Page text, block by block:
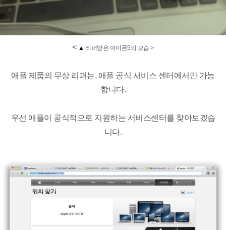
< ▲ 리퍼받은 아이폰5의 모습>
애플 제품의 무상 리퍼는, 애플 공식 서비스 센터에서만 가능
합니다.
우선 애플이 공식적으로 지원하는 서비스센터를 찾아보겠습
니다.